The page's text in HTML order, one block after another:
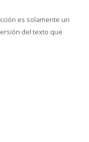
es solamente un
del texto que